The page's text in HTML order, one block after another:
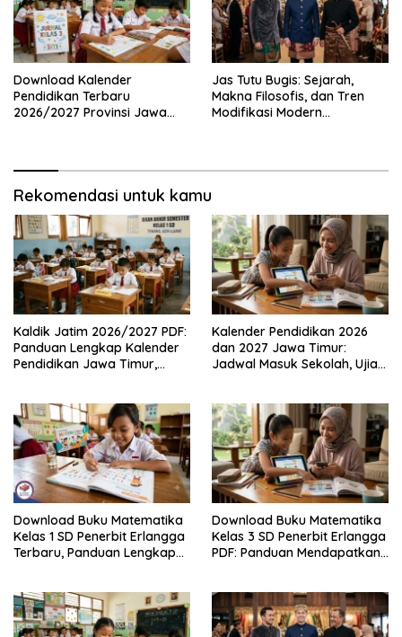
Download Kalender
Pendidikan Terbaru
2026/2027 Provinsi Jawa
Jas Tutu Bugis: Sejarah,
Makna Filosofis, dan Tren
Modifikasi Modern
Rekomendasi untuk kamu
Kaldik Jatim 2026/2027 PDF:
Panduan Lengkap Kalender
Pendidikan Jawa Timur,
Kalender Pendidikan 2026
dan 2027 Jawa Timur:
Jadwal Masuk Sekolah, Ujian,
Download Buku Matematika
Kelas 1 SD Penerbit Erlangga
Terbaru, Panduan Lengkap
Legal
Download Buku Matematika
Kelas 3 SD Penerbit Erlangga
PDF: Panduan Mendapatkan